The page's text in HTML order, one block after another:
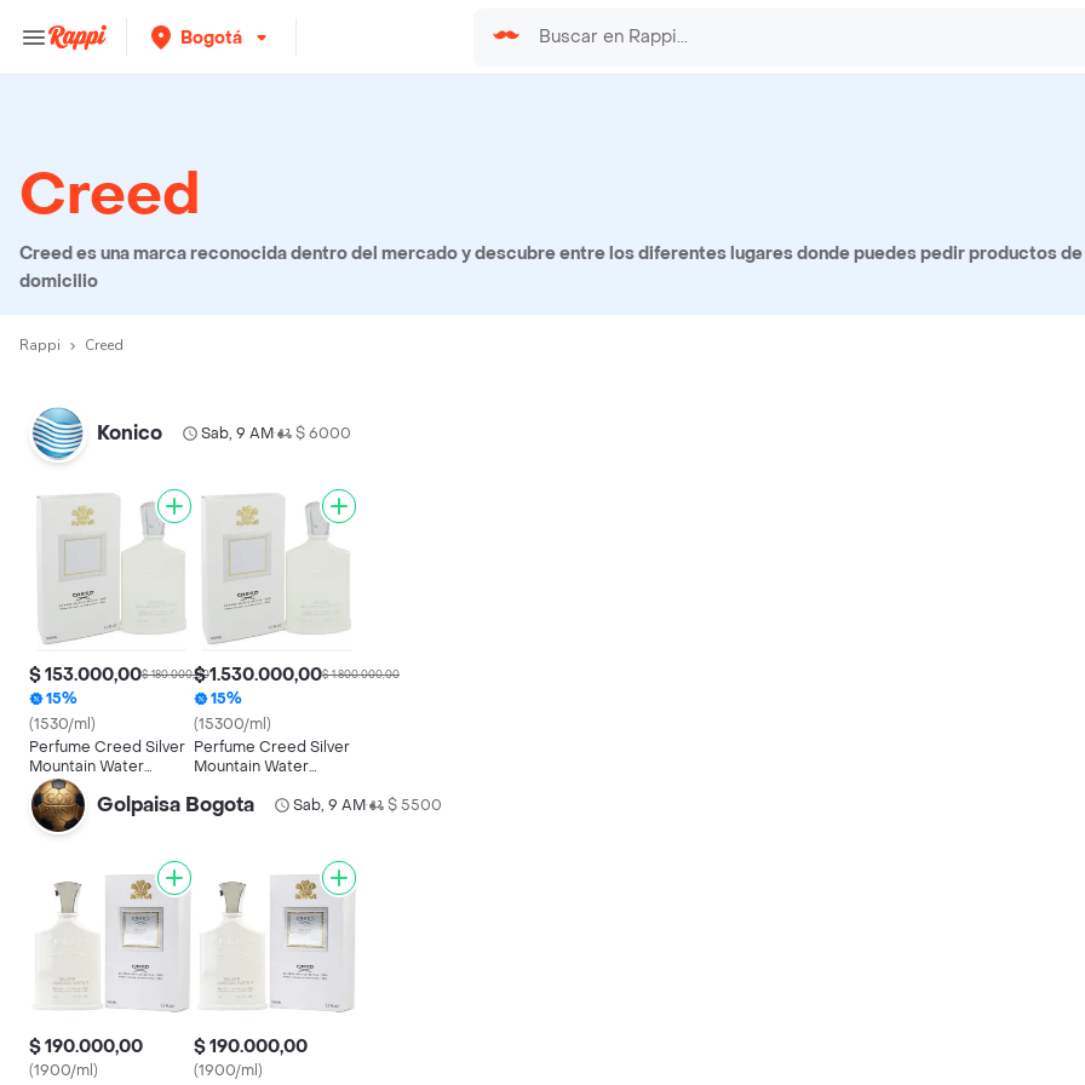
Bogotá
Creed
Creed es una marca reconocida dentro del mercado y descubre entre los diferentes lugares donde puedes pedir productos
domicilio
Rappi Creed
Konico Sab, 9 AM• $ 6000
$ 153.000,00$ 180.000,00
15%
(1530/ml)
Perfume Creed Silver
Mountain Water
Premium 100ml Unisex
$ 1.530.000,00$ 1.800.000,00
15%
(15300/ml)
Perfume Creed Silver
Mountain Water
Original
Golpaisa Bogota Sab, 9 AM• $ 5500
$ 190.000,00
(1900/ml)
$ 190.000,00
(1900/ml)